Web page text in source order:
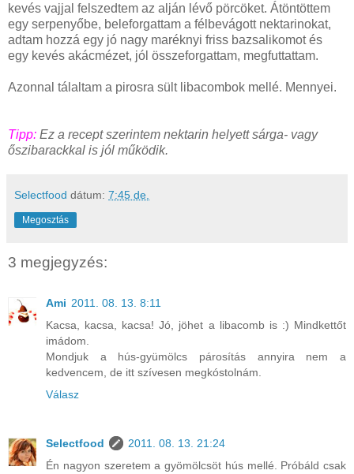
kevés vajjal felszedtem az alján lévő pörcöket. Átöntöttem
egy serpenyőbe, beleforgattam a félbevágott nektarinokat,
adtam hozzá egy jó nagy maréknyi friss bazsalikomot és
egy kevés akácmézet, jól összeforgattam, megfuttattam.
Azonnal tálaltam a pirosra sült libacombok mellé. Mennyei.
Tipp: Ez a recept szerintem nektarin helyett sárga- vagy
őszibarackkal is jól működik.
Selectfood dátum: 7:45 de.
Megosztás
3 megjegyzés:
Ami 2011. 08. 13. 8:11
Kacsa, kacsa, kacsa! Jó, jöhet a libacomb is :) Mindkettőt
imádom.
Mondjuk a hús-gyümölcs párosítás annyira nem a
kedvencem, de itt szívesen megkóstolnám.
Válasz
Selectfood
2011. 08. 13. 21:24
Én nagyon szeretem a gyömölcsöt hús mellé. Próbáld csak